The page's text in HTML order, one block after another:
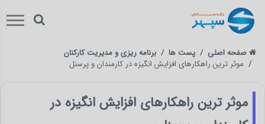
صفحه اصلی پست ها
برنامه ریزی و مدیریت کارکنان
موثر ترین راهکارهای افزایش انگیزه در کارمندان و پرسنل
موثر ترین راهکارهای افزایش انگیزه در